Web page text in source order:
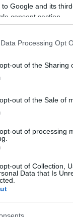
Google and its
consent section.
Processing Opt
out of the Sharing
out of the Sale of
out of processing
out of Collection,
Data that Is